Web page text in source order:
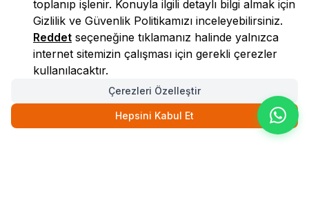
LokmanAVM
toplanıp işlenir. Konuyla ilgili detaylı bilgi almak için
Gizlilik ve Güvenlik Politikamızı inceleyebilirsiniz.
Reddet seçeneğine tıklamanız halinde yalnızca
internet sitemizin çalışması için gerekli çerezler
kullanılacaktır.
Çerezleri Özelleştir
Hepsini Kabul Et